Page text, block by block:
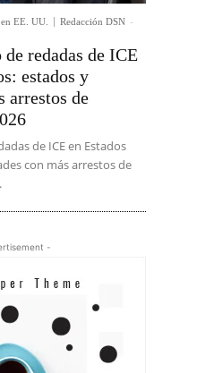
EE. UU. Redacción DSN -
redadas de ICE
estados y
arrestos de
de ICE en Estados
con más arrestos de
-